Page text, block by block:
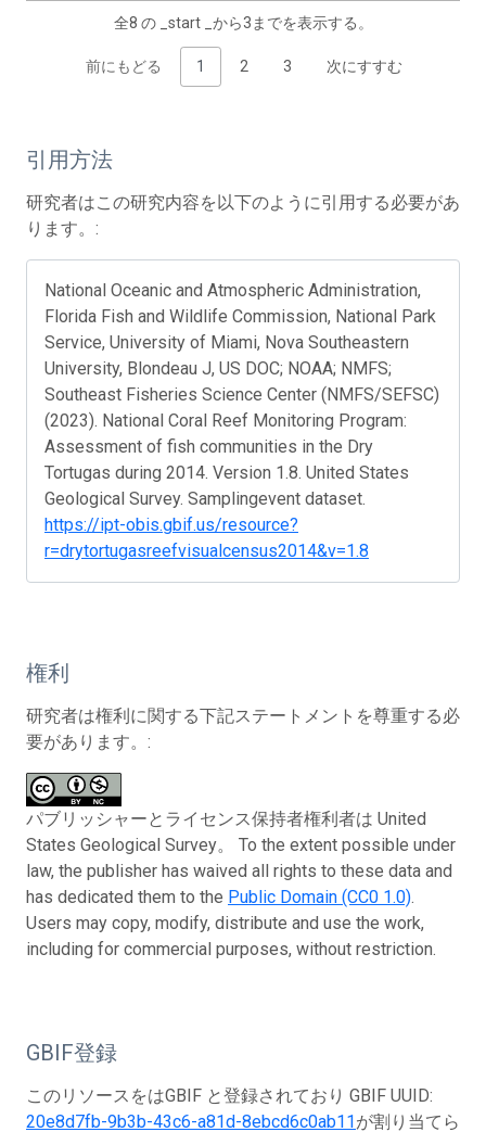
全8 の _start _から3までを表示する。
前にもどる 1 2 3 次にすすむ
引用方法
研究者はこの研究内容を以下のように引用する必要があ
ります。:
National Oceanic and Atmospheric Administration,
Florida Fish and Wildlife Commission, National Park
Service, University of Miami, Nova Southeastern
University, Blondeau J, US DOC; NOAA; NMFS;
Southeast Fisheries Science Center (NMFS/SEFSC)
(2023). National Coral Reef Monitoring Program:
Assessment of fish communities in the Dry
Tortugas during 2014. Version 1.8. United States
Geological Survey. Samplingevent dataset.
https://ipt-obis.gbif.us/resource?
r=drytortugasreefvisualcensus2014&v=1.8
権利
研究者は権利に関する下記ステートメントを尊重する必
要があります。:
パブリッシャーとライセンス保持者権利者は United
States Geological Survey。 To the extent possible under
law, the publisher has waived all rights to these data and
has dedicated them to the Public Domain (CC0 1.0).
Users may copy, modify, distribute and use the work,
including for commercial purposes, without restriction.
GBIF登録
このリソースをはGBIF と登録されており GBIF UUID:
20e8d7fb-9b3b-43c6-a81d-8ebcd6c0ab11が割り当てら